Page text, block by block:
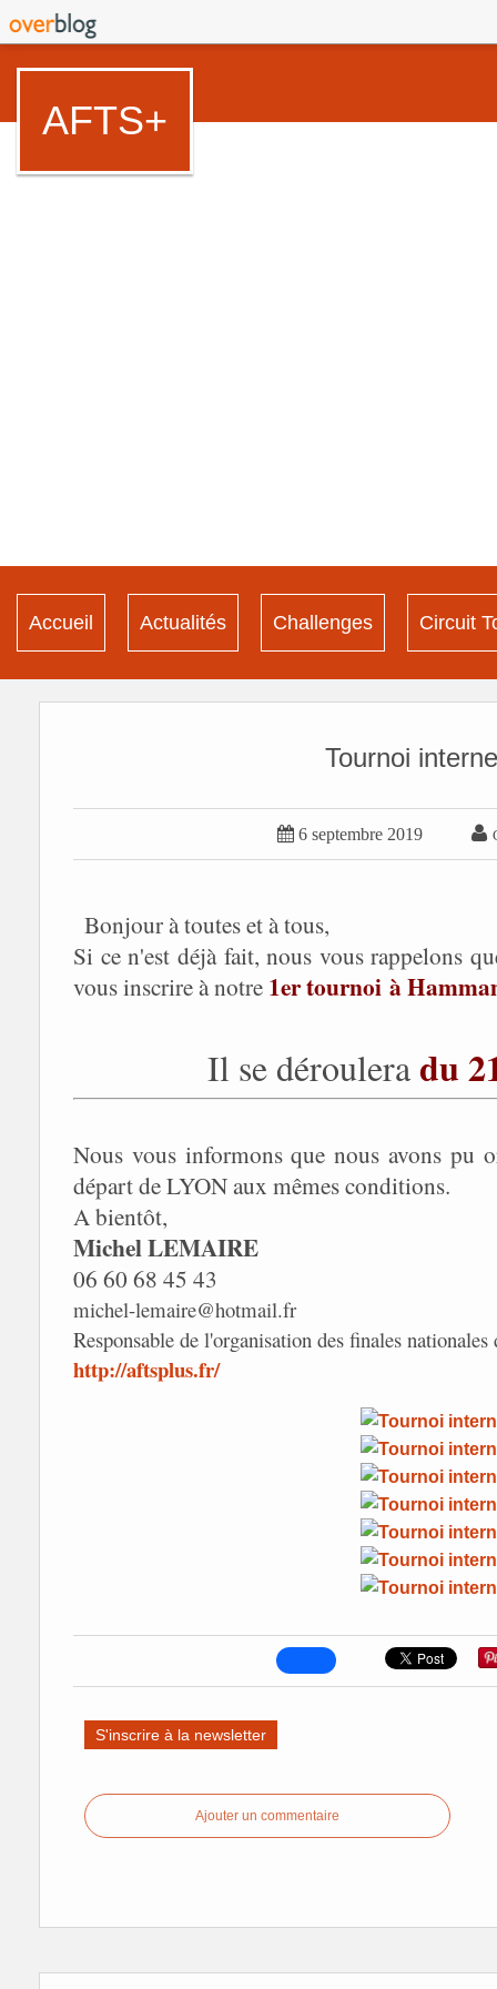
AFTS+
Accueil Actualités Challenges Circuit
Tournoi
 6 septembre 2019 
Bonjour à toutes et à tous,
Si ce n'est déjà fait, nous vous rappelons
vous inscrire à notre 1er tournoi à
Il se dérouleradu
Nous vous informons que nous avons pu
départ de LYON aux mêmes conditions.
A bientôt,
Michel LEMAIRE
06 60 68 45 43
michel-lemaire@hotmail.fr
Responsable de l'organisation des finales
http://aftsplus.fr/
S'inscrire à la newsletter
Ajouter un commentaire